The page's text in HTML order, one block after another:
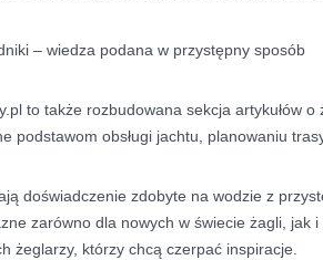
– wiedza podana w przystępny sposób
to także rozbudowana sekcja artykułów
podstawom obsługi jachtu, planowaniu
doświadczenie zdobyte na wodzie z
zarówno dla nowych w świecie żagli, jak
żeglarzy, którzy chcą czerpać inspiracje.